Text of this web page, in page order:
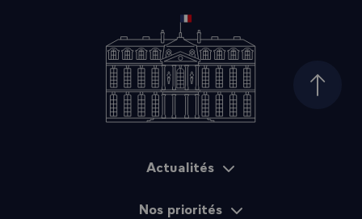
Haut
Actualités
Nos priorités